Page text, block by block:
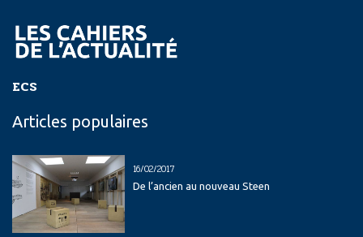
ECS
Articles populaires
16/02/2017
De l’ancien au nouveau Steen